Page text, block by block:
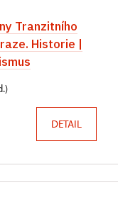
Tranzitního
Historie |
DETAIL